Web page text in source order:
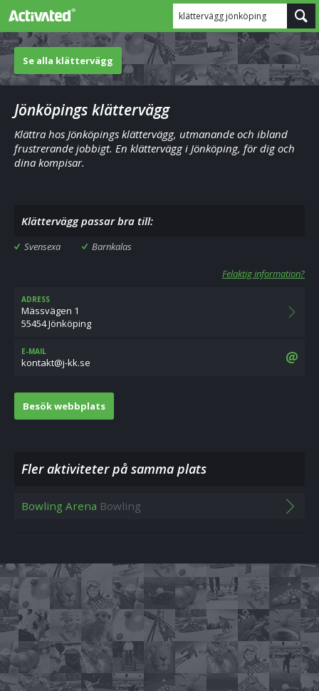
klättervägg jönköping
Se alla klättervägg
Jönköpings klättervägg
Klättra hos Jönköpings klättervägg, utmanande och ibland
frustrerande jobbigt. En klättervägg i Jönköping, för dig och
dina kompisar.
Klättervägg passar bra till:
Svensexa Barnkalas
Felaktig information?
ADRESS
Mässvägen 1
55454 Jönköping
E-MAIL
es.kk-j@tkatnok
Besök webbplats
Fler aktiviteter på samma plats
Bowling Arena Bowling